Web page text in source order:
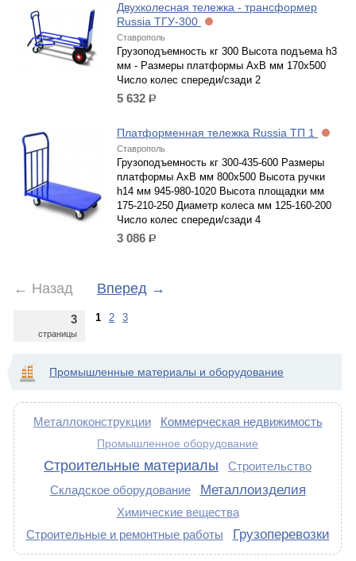
Двухколесная тележка - трансформер
Russia ТГУ-300
Ставрополь
Грузоподъемность кг 300 Высота подъема h3
мм - Размеры платформы AxB мм 170x500
Число колес спереди/сзади 2
5 632 р.
Платформенная тележка Russia ТП 1
Ставрополь
Грузоподъемность кг 300-435-600 Размеры
платформы AxB мм 800x500 Высота ручки
h14 мм 945-980-1020 Высота площадки мм
175-210-250 Диаметр колеса мм 125-160-200
Число колес спереди/сзади 4
3 086 р.
← Назад Вперед →
3
страницы
1 2 3
Промышленные материалы и оборудование
Металлоконструкции Коммерческая недвижимость
Промышленное оборудование
Строительные материалы
Строительство
Складское оборудование
Металлоизделия
Химические вещества
Строительные и ремонтные работы
Грузоперевозки